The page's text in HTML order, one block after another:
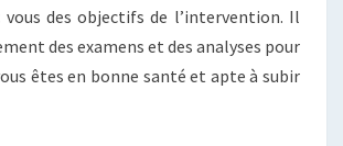
vous des objectifs de l’intervention. Il
des examens et des analyses pour
êtes en bonne santé et apte à subir